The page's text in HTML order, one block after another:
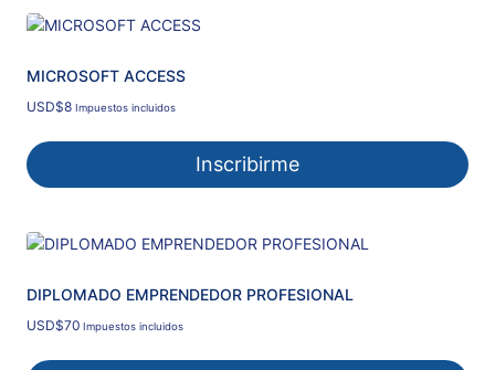
MICROSOFT ACCESS
USD$8 Impuestos incluidos
Inscribirme
DIPLOMADO EMPRENDEDOR PROFESIONAL
USD$70 Impuestos incluidos